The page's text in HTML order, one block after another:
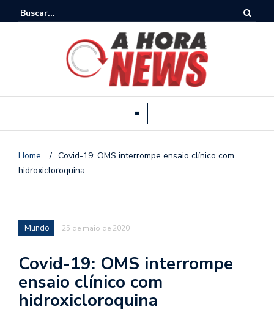
Home / Covid-19: OMS interrompe ensaio clínico com
hidroxicloroquina
Mundo 25 de maio de 2020
Covid-19: OMS interrompe
ensaio clínico com
hidroxicloroquina